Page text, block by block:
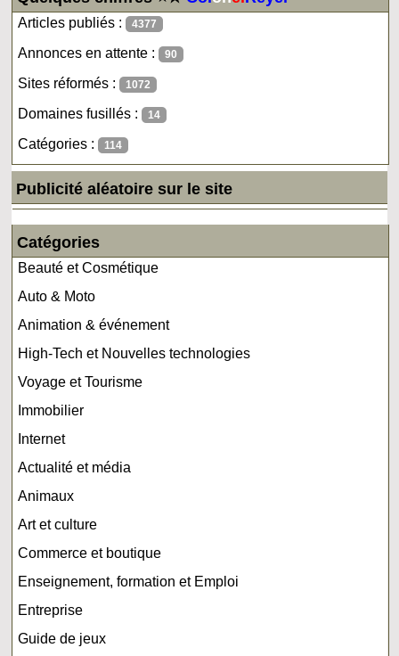
Articles publiés : 4377
Annonces en attente : 90
Sites réformés : 1072
Domaines fusillés : 14
Catégories : 114
Publicité aléatoire sur le site
Catégories
Beauté et Cosmétique
Auto & Moto
Animation & événement
High-Tech et Nouvelles technologies
Voyage et Tourisme
Immobilier
Internet
Actualité et média
Animaux
Art et culture
Commerce et boutique
Enseignement, formation et Emploi
Entreprise
Guide de jeux